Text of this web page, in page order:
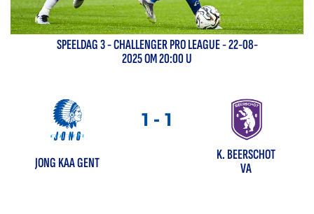
SPEELDAG3-CHALLENGER PRO LEAGUE- 22-08-
2025 OM 20:00 U
1 - 1
JONG KAA GENT
K. BEERSCHOT
VA